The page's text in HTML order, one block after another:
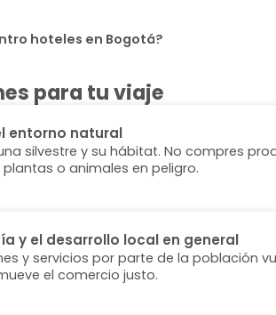
hoteles en Bogotá?
para tu viaje
entorno natural
silvestre y su hábitat. No compres
o animales en peligro.
y el desarrollo local en general
y servicios por parte de la población
el comercio justo.